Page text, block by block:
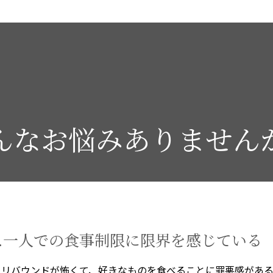
なお悩みありません
人での食事制限に限界を感じている